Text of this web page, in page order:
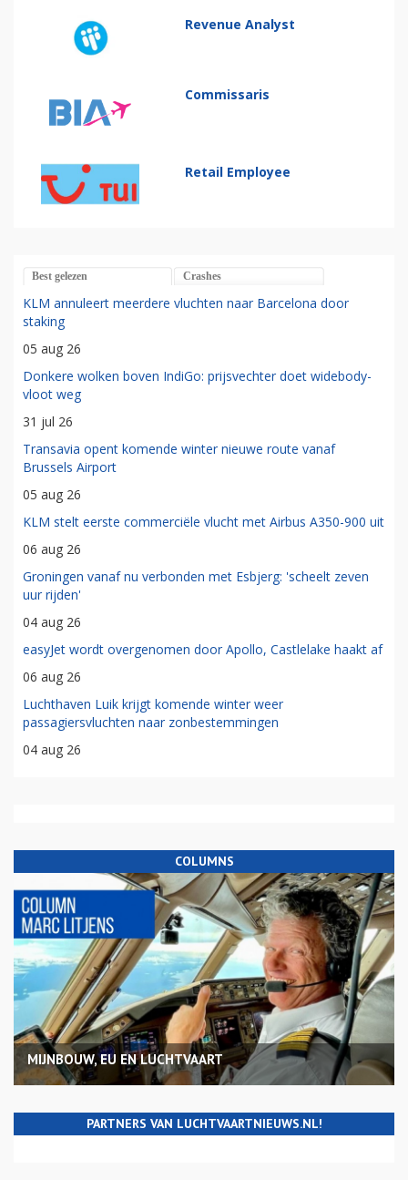
Revenue Analyst
Commissaris
Retail Employee
Best gelezen Crashes
KLM annuleert meerdere vluchten naar Barcelona door
staking
05 aug 26
Donkere wolken boven IndiGo: prijsvechter doet widebody-
vloot weg
31 jul 26
Transavia opent komende winter nieuwe route vanaf
Brussels Airport
05 aug 26
KLM stelt eerste commerciële vlucht met Airbus A350-900 uit
06 aug 26
Groningen vanaf nu verbonden met Esbjerg: 'scheelt zeven
uur rijden'
04 aug 26
easyJet wordt overgenomen door Apollo, Castlelake haakt af
06 aug 26
Luchthaven Luik krijgt komende winter weer
passagiersvluchten naar zonbestemmingen
04 aug 26
COLUMNS
MIJNBOUW, EU EN LUCHTVAART
PARTNERS VAN LUCHTVAARTNIEUWS.NL!